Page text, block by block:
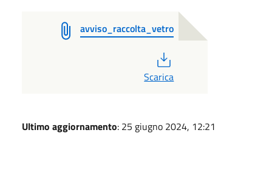
avviso_raccolta_vetro
Scarica
Ultimo aggiornamento: 25 giugno 2024, 12:21